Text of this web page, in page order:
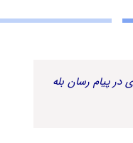
در پیام رسان بله